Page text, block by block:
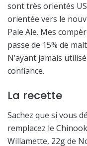
sont très orientés
orientée vers le
Pale Ale. Mes
passe de 15% de
N’ayant jamais
confiance.
La recette
Sachez que si vous
remplacez le
Willamette, 22g de